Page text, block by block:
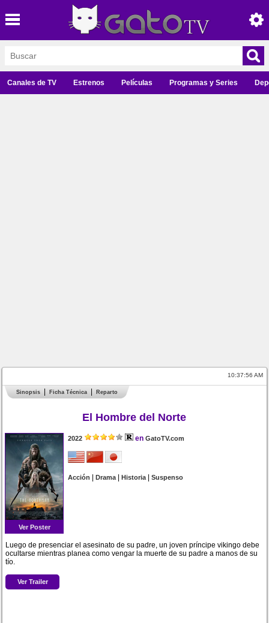
Canales de TV Estrenos Películas Programas y Series
10:37:56 AM
Sinopsis Ficha Técnica Reparto
El Hombre del Norte
Ver Poster
2022 en GatoTV.com
Acción |Drama|Historia|Suspenso
Luego de presenciar el asesinato de su padre, un joven príncipe vikingo debe
ocultarse mientras planea como vengar la muerte de su padre a manos de su
tío.
Ver Trailer